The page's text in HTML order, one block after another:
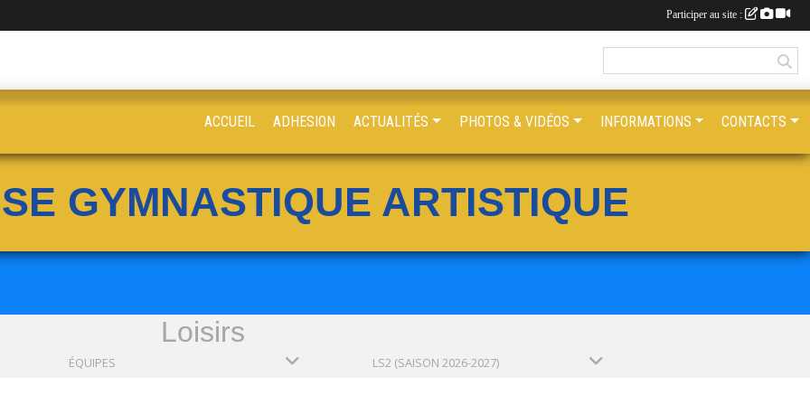
GYMNASTIQUE ARTISTIQUE
Loisirs
ÉQUIPES LS2 (SAISON 2026-2027)
ACCUEIL ADHESION ACTUALITÉS PHOTOS & VIDÉOS INFORMATIONS CONTACTS
Participer au site :